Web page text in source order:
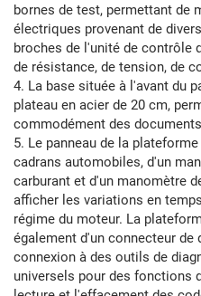
bornes de test, permettant de
électriques provenant de
broches de l'unité de contrôle
de résistance, de tension, de
4. La base située à l'avant du
plateau en acier de 20 cm,
commodément des
5. Le panneau de la
cadrans automobiles, d'un
carburant et d'un manomètre
afficher les variations en
régime du moteur. La
également d'un connecteur
connexion à des outils de
universels pour des fonctions